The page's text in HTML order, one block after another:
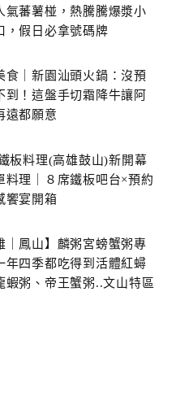
氣蕃薯椪，熱騰騰爆漿小
，假日必拿號碼牌
食｜新園汕頭火鍋：沒預
到！這盤手切霜降牛讓阿
遠都願意
板料理(高雄鼓山)新開幕
料理｜８席鐵板吧台×預約
饗宴開箱
｜鳳山】麟粥宮螃蟹粥專
年四季都吃得到活體紅蟳
蝦粥、帝王蟹粥..文山特區